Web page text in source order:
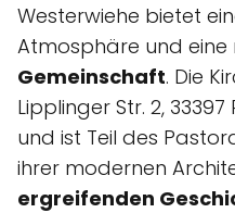
Westerwiehe bietet
Atmosphäre und eine
Gemeinschaft. Die
Lipplinger Str. 2,
und ist Teil des
ihrer modernen
ergreifenden